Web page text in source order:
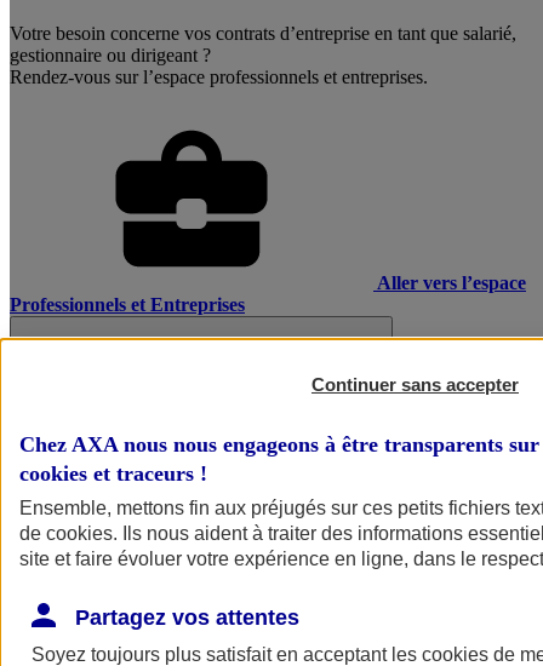
Votre besoin concerne vos contrats d’entreprise en tant que salarié,
gestionnaire ou dirigeant ?
Rendez-vous sur l’espace professionnels et entreprises.
Aller vers l’espace
Professionnels et Entreprises
Continuer sans accepter
Chez AXA nous nous engageons à être transparents
cookies et traceurs !
Ensemble, mettons fin aux préjugés sur ces petits fichiers
de cookies. Ils nous aident à traiter des informations
site et faire évoluer votre expérience en ligne, dans le
Partagez vos attentes
Soyez toujours plus satisfait en acceptant les cookies de